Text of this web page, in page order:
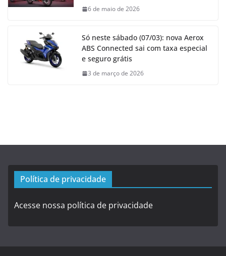
6 de maio de 2026
Só neste sábado (07/03): nova Aerox
ABS Connected sai com taxa especial
e seguro grátis
3 de março de 2026
Política de privacidade
Acesse nossa política de privacidade